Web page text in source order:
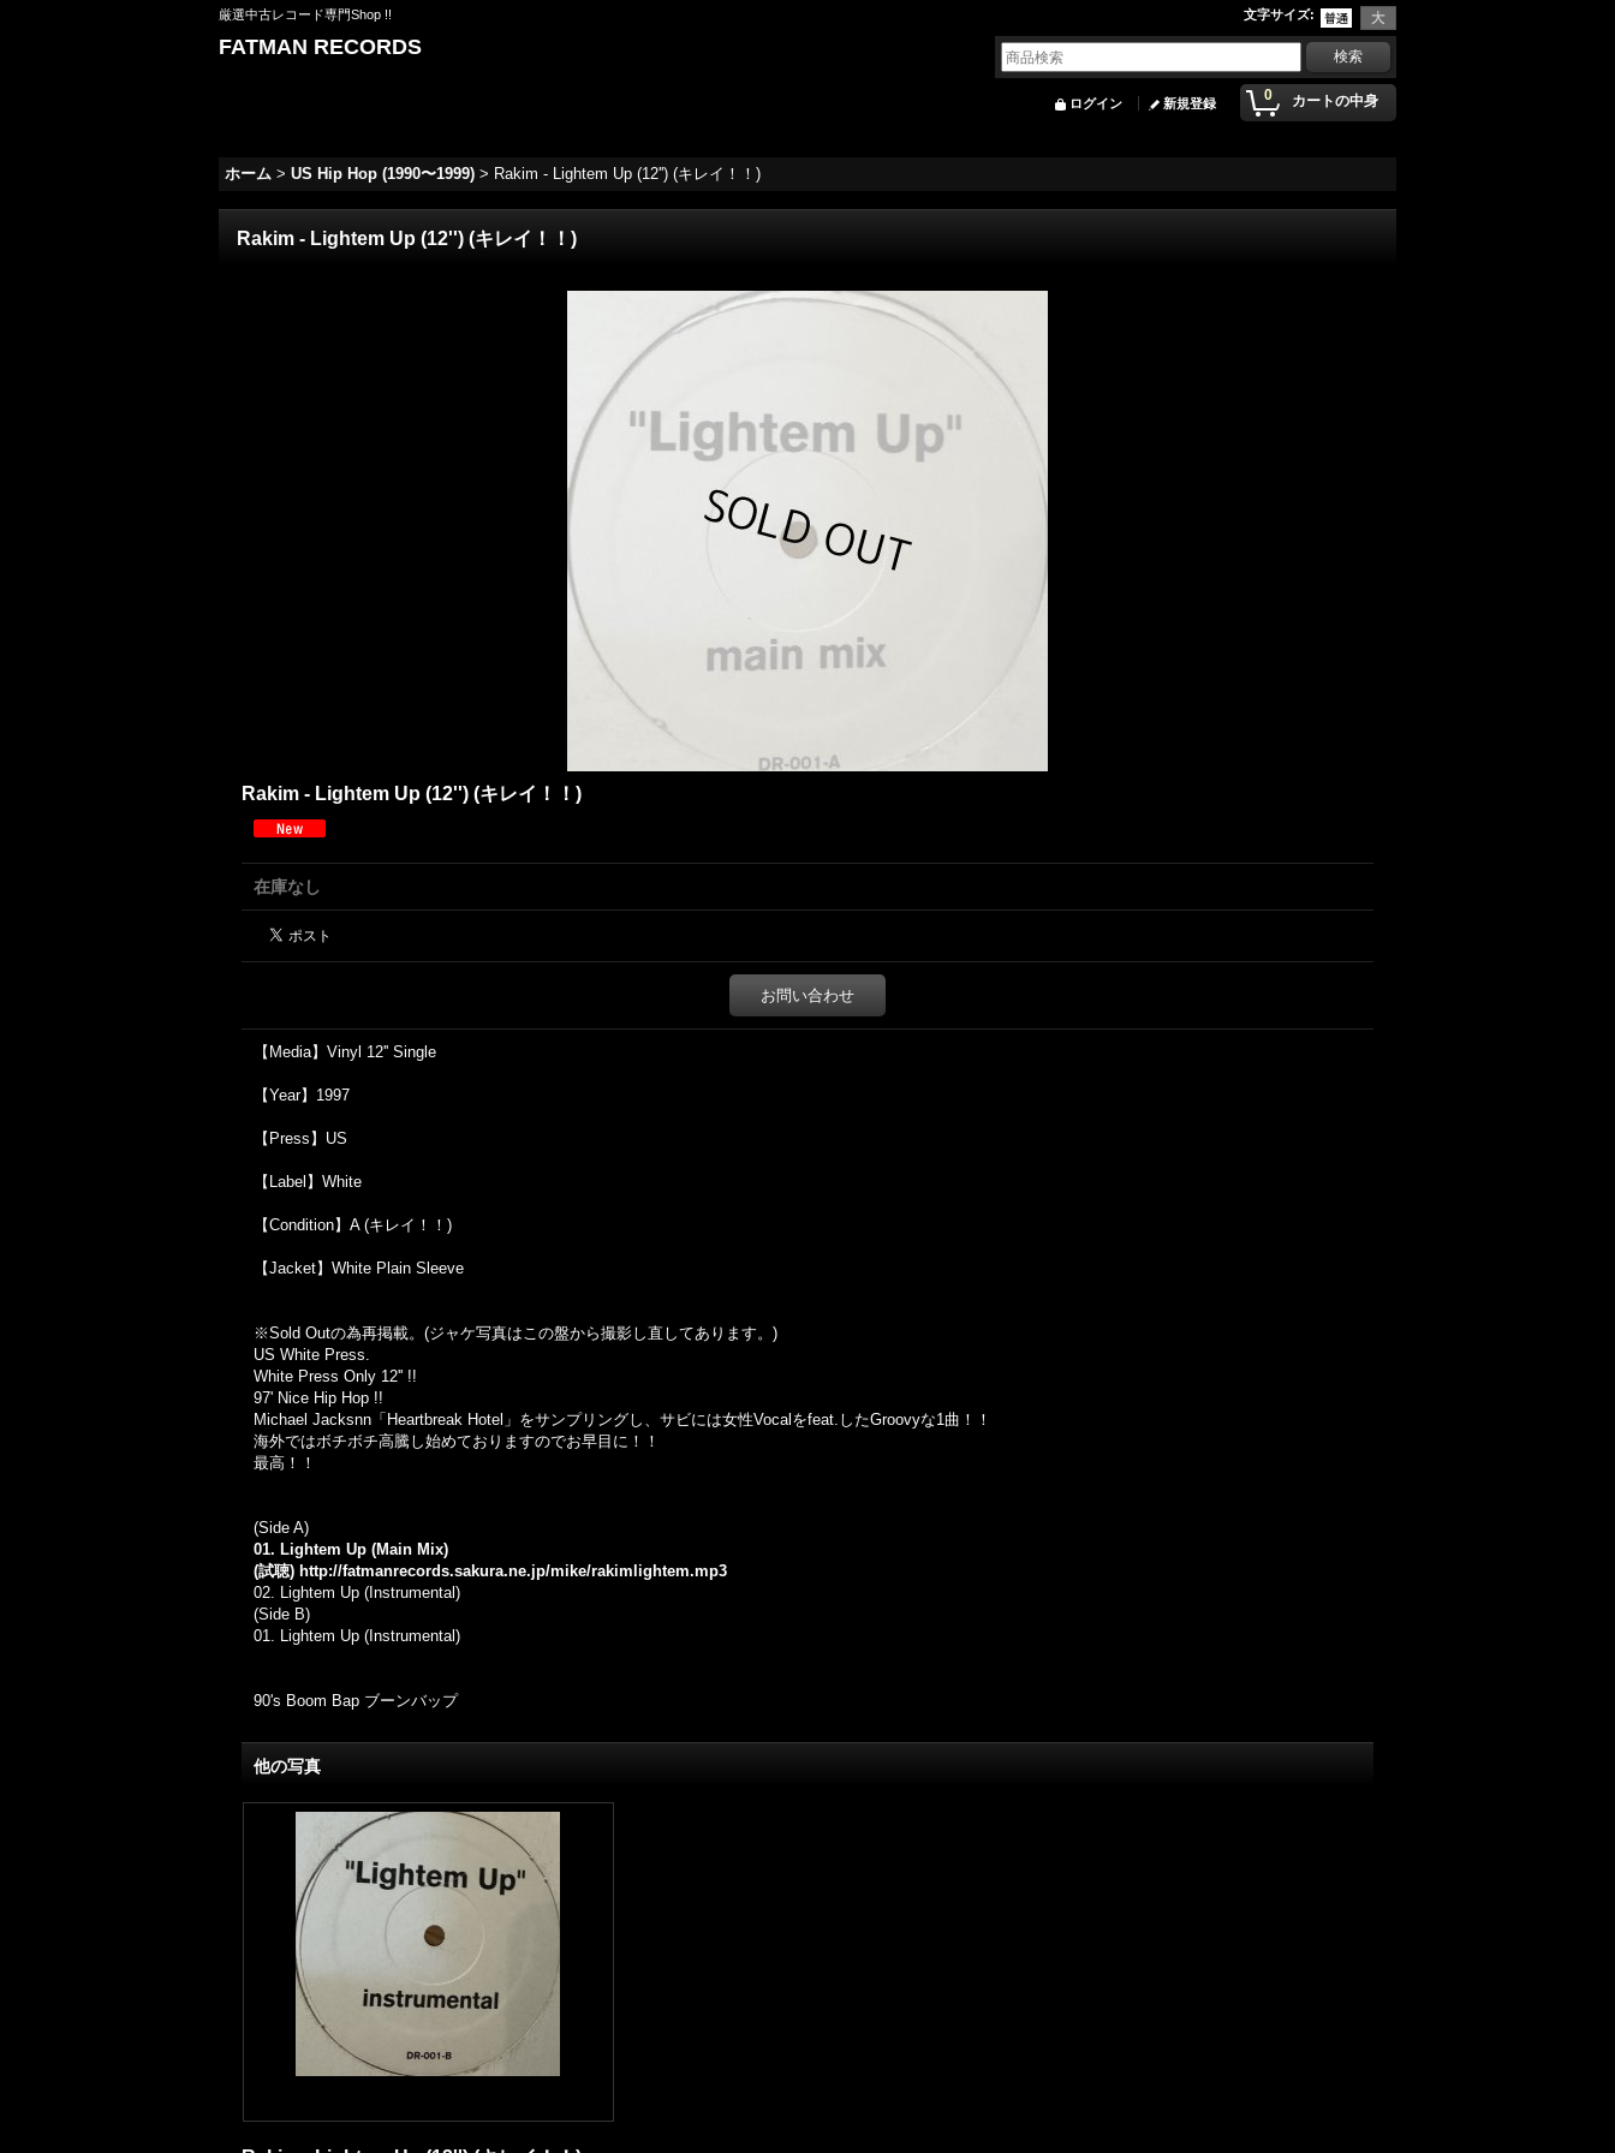
厳選中古レコード専門Shop !! 文字サイズ:
FATMAN RECORDS
0 カートの中身
ログイン 新規登録
ホーム > US Hip Hop (1990〜1999) > Rakim - Lightem Up (12'') (キレイ！！)
Rakim - Lightem Up (12'') (キレイ！！)
Rakim - Lightem Up (12'') (キレイ！！)
在庫なし
お問い合わせ
【Media】Vinyl 12'' Single
【Year】1997
【Press】US
【Label】White
【Condition】A (キレイ！！)
【Jacket】White Plain Sleeve
※Sold Outの為再掲載。 (ジャケ写真はこの盤から撮影し直してあります。 )
US White Press.
White Press Only 12'' !!
97' Nice Hip Hop !!
Michael Jacksnn「Heartbreak Hotel」をサンプリングし、サビには女性Vocalをfeat.したGroovyな1曲！！
海外ではボチボチ高騰し始めておりますのでお早目に！！
最高！！
(Side A)
01. Lightem Up (Main Mix)
(試聴) http://fatmanrecords.sakura.ne.jp/mike/rakimlightem.mp3
02. Lightem Up (Instrumental)
(Side B)
01. Lightem Up (Instrumental)
90's Boom Bap ブーンバップ
他の写真